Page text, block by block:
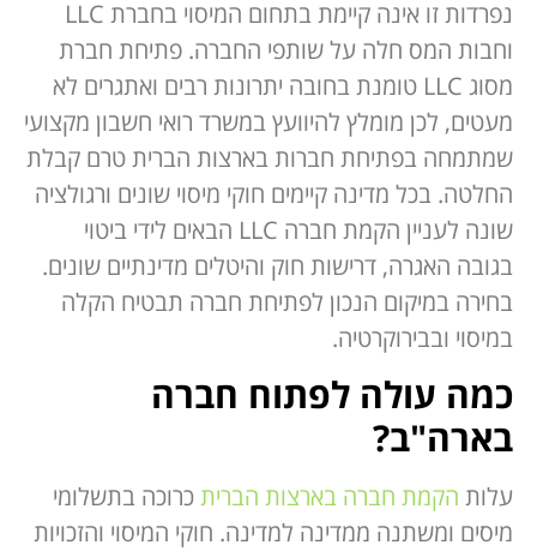
נפרדות זו אינה קיימת בתחום המיסוי בחברת LLC
וחבות המס חלה על שותפי החברה. פתיחת חברת
מסוג LLC טומנת בחובה יתרונות רבים ואתגרים לא
מעטים, לכן מומלץ להיוועץ במשרד רואי חשבון מקצועי
שמתמחה בפתיחת חברות בארצות הברית טרם קבלת
החלטה. בכל מדינה קיימים חוקי מיסוי שונים ורגולציה
שונה לעניין הקמת חברה LLC הבאים לידי ביטוי
בגובה האגרה, דרישות חוק והיטלים מדינתיים שונים.
בחירה במיקום הנכון לפתיחת חברה תבטיח הקלה
במיסוי ובבירוקרטיה.
כמה עולה לפתוח חברה
בארה"ב?
עלות הקמת חברה בארצות הבריתכרוכה בתשלומי
מיסים ומשתנה ממדינה למדינה. חוקי המיסוי והזכויות